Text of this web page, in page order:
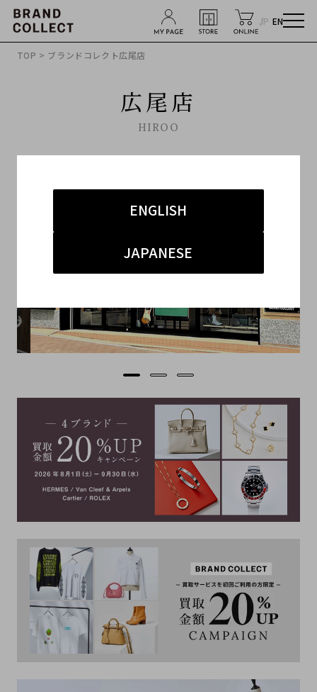
JP EN
ENGLISH
JAPANESE
TOP > ブランドコレクト広尾店
広尾店
HIROO